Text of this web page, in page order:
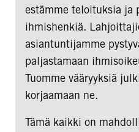
estämme teloituksia ja
ihmishenkiä.
asiantuntijamme
paljastamaan
Tuomme vääryyksiä
korjaamaan ne.
Tämä kaikki on